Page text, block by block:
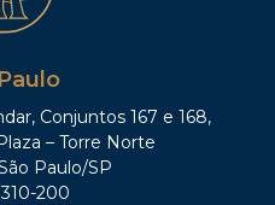
Conjuntos 167 e 168,
– Torre Norte
Paulo/SP
200